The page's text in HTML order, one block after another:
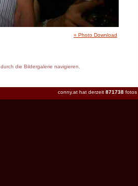
» Photo Download
durch die Bildergalerie navigieren.
conny.at hat derzeit 871738 fotos